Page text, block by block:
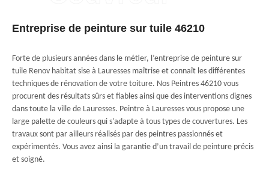
Entreprise de peinture sur tuile 46210
Forte de plusieurs années dans le métier, l’entreprise de peinture sur
tuile Renov habitat sise à Lauresses maîtrise et connaît les différentes
techniques de rénovation de votre toiture. Nos Peintres 46210 vous
procurent des résultats sûrs et fiables ainsi que des interventions dignes
dans toute la ville de Lauresses. Peintre à Lauresses vous propose une
large palette de couleurs qui s’adapte à tous types de couvertures. Les
travaux sont par ailleurs réalisés par des peintres passionnés et
expérimentés. Vous avez ainsi la garantie d’un travail de peinture précis
et soigné.